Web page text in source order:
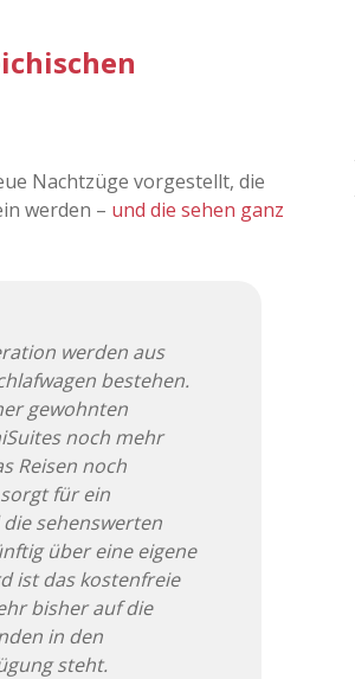
Nachtzüge vorgestellt, die
werden – und die sehen ganz
werden aus
bestehen.
gewohnten
noch mehr
Reisen noch
für ein
sehenswerten
über eine eigene
ist das kostenfreie
bisher auf die
in den
steht.